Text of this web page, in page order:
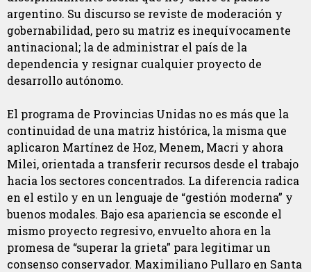
argentino. Su discurso se reviste de moderación y
gobernabilidad, pero su matriz es inequívocamente
antinacional; la de administrar el país de la
dependencia y resignar cualquier proyecto de
desarrollo autónomo.
El programa de Provincias Unidas no es más que la
continuidad de una matriz histórica, la misma que
aplicaron Martínez de Hoz, Menem, Macri y ahora
Milei, orientada a transferir recursos desde el trabajo
hacia los sectores concentrados. La diferencia radica
en el estilo y en un lenguaje de “gestión moderna” y
buenos modales. Bajo esa apariencia se esconde el
mismo proyecto regresivo, envuelto ahora en la
promesa de “superar la grieta” para legitimar un
consenso conservador. Maximiliano Pullaro en Santa